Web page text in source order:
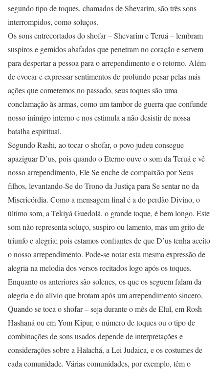
segundo tipo de toques, chamados de Shevarim, são três sons
interrompidos, como soluços.
Os sons entrecortados do shofar – Shevarim e Teruá – lembram
suspiros e gemidos abafados que penetram no coração e servem
para despertar a pessoa para o arrependimento e o retorno. Além
de evocar e expressar sentimentos de profundo pesar pelas más
ações que cometemos no passado, seus toques são uma
conclamação às armas, como um tambor de guerra que confunde
nosso inimigo interno e nos estimula a não desistir de nossa
batalha espiritual.
Segundo Rashi, ao tocar o shofar, o povo judeu consegue
apaziguar D’us, pois quando o Eterno ouve o som da Teruá e vê
nosso arrependimento, Ele Se enche de compaixão por Seus
filhos, levantando-Se do Trono da Justiça para Se sentar no da
Misericórdia. Como a mensagem final é a do perdão Divino, o
último som, a Tekiyá Guedolá, o grande toque, é bem longo. Este
som não representa soluço, suspiro ou lamento, mas um grito de
triunfo e alegria; pois estamos confiantes de que D’us tenha aceito
o nosso arrependimento. Pode-se notar esta mesma expressão de
alegria na melodia dos versos recitados logo após os toques.
Enquanto os anteriores são solenes, os que os seguem falam da
alegria e do alívio que brotam após um arrependimento sincero.
Quando se toca o shofar – seja durante o mês de Elul, em Rosh
Hashaná ou em Yom Kipur, o número de toques ou o tipo de
combinações de sons usados depende de interpretações e
considerações sobre a Halachá, a Lei Judaica, e os costumes de
cada comunidade. Várias comunidades, por exemplo, têm o